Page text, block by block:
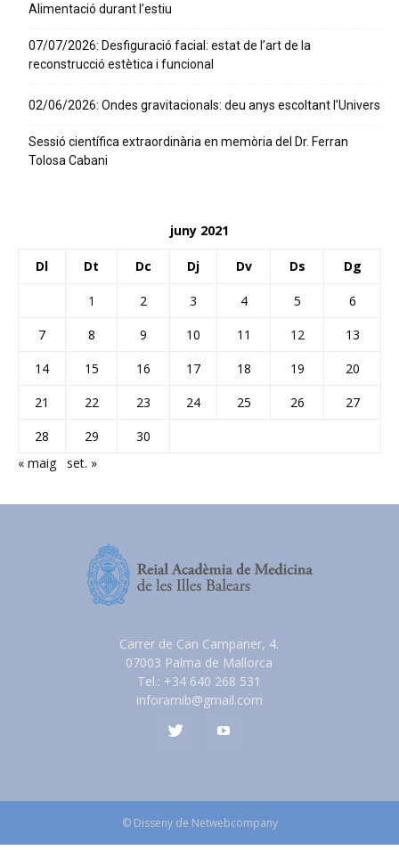
Alimentació durant l’estiu
07/07/2026: Desfiguració facial: estat de l’art de la
reconstrucció estètica i funcional
02/06/2026: Ondes gravitacionals: deu anys escoltant l’Univers
Sessió científica extraordinària en memòria del Dr. Ferran
Tolosa Cabani
juny 2021
Dl Dt Dc Dj Dv Ds Dg
1 2 3 4 5
6
7
8 9 10 11 12
13
14
15 16 17 18 19
20
21
22 23 24 25 26
27
28
29
30
« maig
set. »
Carrer de Can Campaner, 4.
07003 Palma de Mallorca
Tel.: +34 640 268 531
inforamib@gmail.com
© Disseny de Netwebcompany